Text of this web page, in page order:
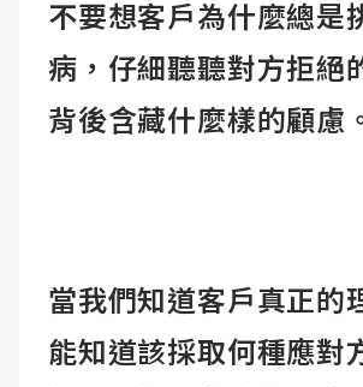
不要想客戶為什麼總是
病，仔細聽聽對方拒絕
背後含藏什麼樣的顧慮
當我們知道客戶真正的
能知道該採取何種應對